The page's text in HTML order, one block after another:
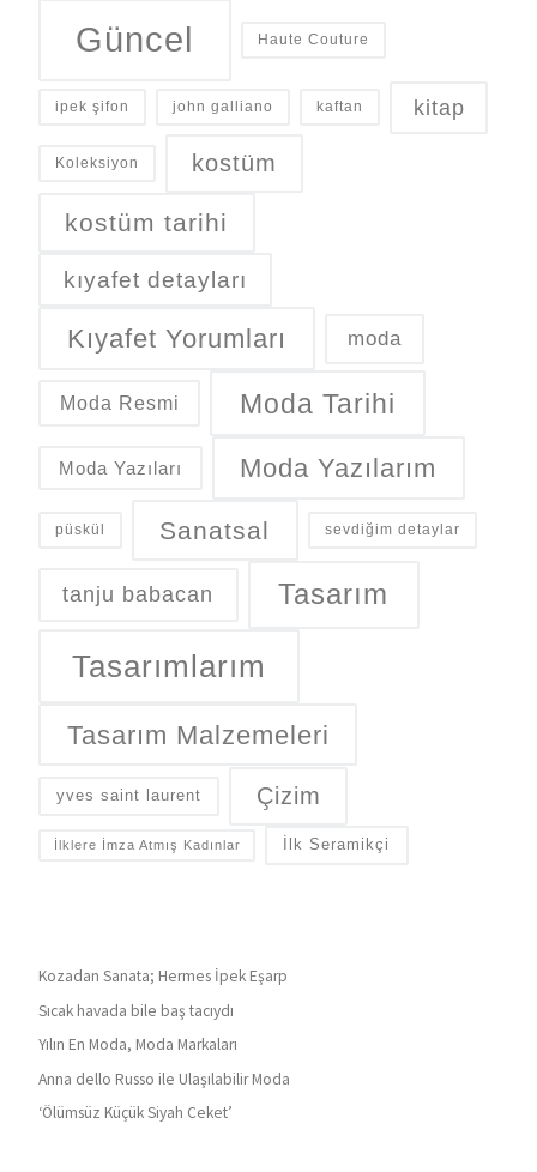
Güncel Haute Couture
ipek şifon john galliano kaftan kitap
Koleksiyon kostüm
kostüm tarihi
kıyafet detayları
Kıyafet Yorumları moda
Moda Resmi Moda Tarihi
Moda Yazıları Moda Yazılarım
püskül Sanatsal sevdiğim detaylar
tanju babacan Tasarım
Tasarımlarım
Tasarım Malzemeleri
yves saint laurent Çizim
İlklere İmza Atmış Kadınlar İlk Seramikçi
Kozadan Sanata; Hermes İpek Eşarp
Sıcak havada bile baş tacıydı
Yılın En Moda, Moda Markaları
Anna dello Russo ile Ulaşılabilir Moda
‘Ölümsüz Küçük Siyah Ceket’